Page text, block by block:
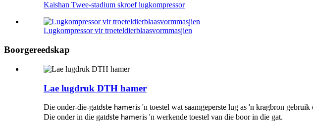
Kaishan Twee-stadium skroef lugkompressor
Lugkompressor vir troeteldierblaasvormmasjien
Boorgereedskap
Lae lugdruk DTH hamer
Die onder-die-gatdste hameris 'n toestel wat saamgeperste lug as 'n kragbron
Die onder in die gatdste hameris 'n werkende toestel van die boor in die gat.